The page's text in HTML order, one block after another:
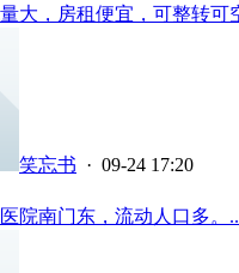
大，房租便宜，可整转可
笑忘书 · 09-24 17:20
院南门东，流动人口多。